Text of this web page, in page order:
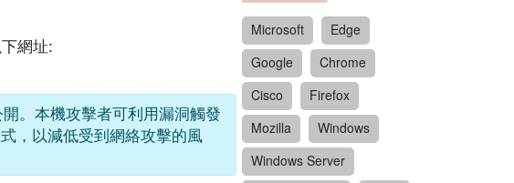
網址:
。本機攻擊者可利用漏洞觸發
，以減低受到網絡攻擊的風
Microsoft
Edge
Google
Chrome
Cisco
Firefox
Mozilla
Windows
Windows Server